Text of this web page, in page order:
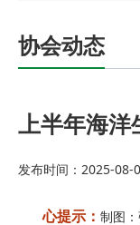
协会动态
上半年海洋
发布时间：2025-08-
心提示： 制图